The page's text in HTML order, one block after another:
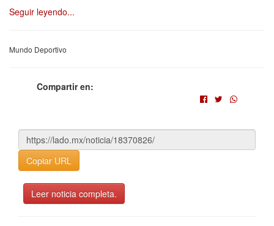
Seguir leyendo...
Mundo Deportivo
Compartir en:
Copiar URL
Leer noticia completa.